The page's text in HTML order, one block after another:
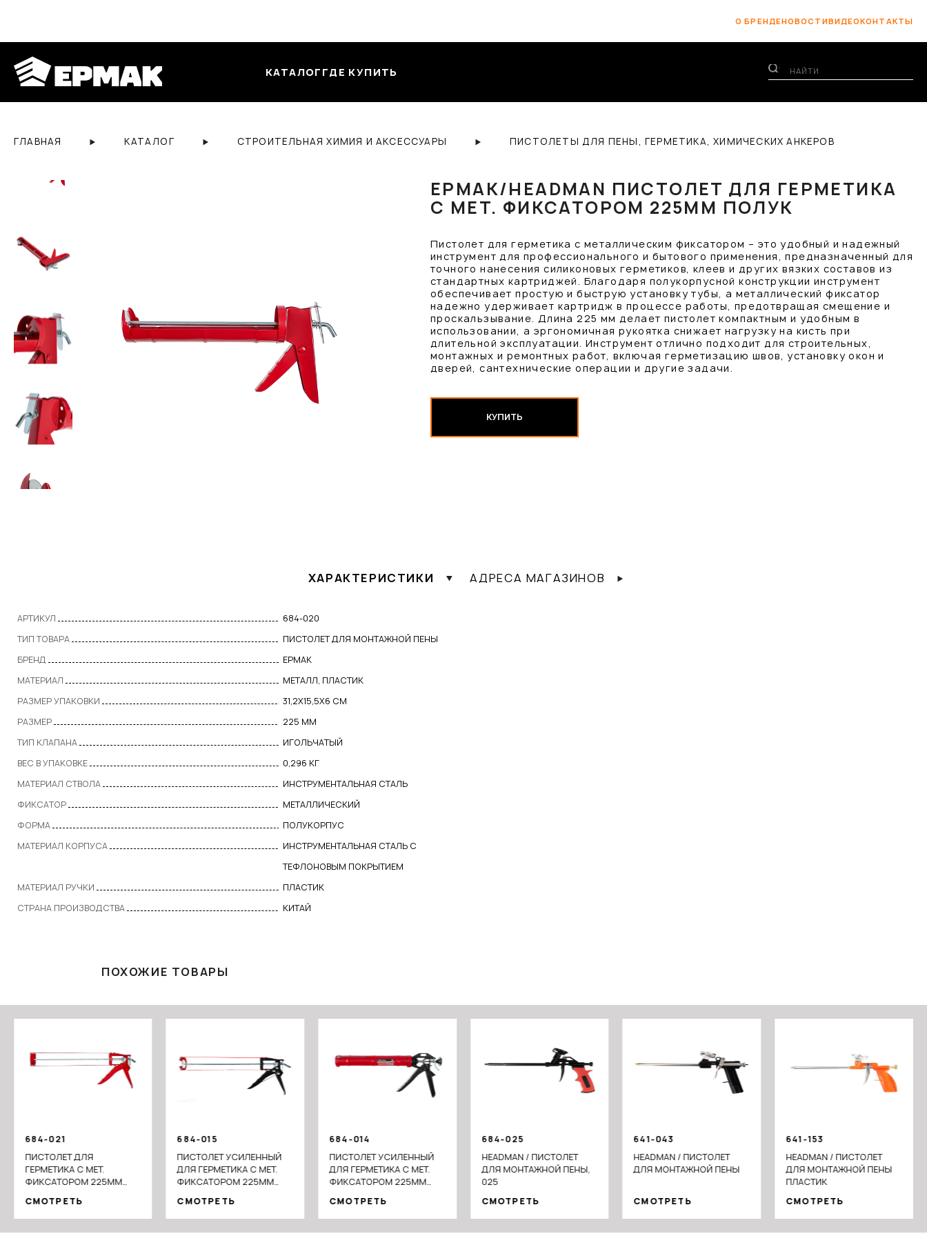
О БРЕНДЕНОВОСТИВИДЕОКОНТАКТЫ
КАТАЛОГ ГДЕ КУПИТЬ
ГЛАВНАЯ КАТАЛОГ СТРОИТЕЛЬНАЯ ХИМИЯ И АКСЕССУАРЫ ПИСТОЛЕТЫ ДЛЯ ПЕНЫ, ГЕРМЕТИКА, ХИМИЧЕСКИХ АНКЕРОВ
ЕРМАК/HEADMAN ПИСТОЛЕТ ДЛЯ ГЕРМЕТИКА
С МЕТ. ФИКСАТОРОМ 225ММ ПОЛУК
Пистолет для герметика с металлическим фиксатором – это удобный и надежный
инструмент для профессионального и бытового применения, предназначенный для
точного нанесения силиконовых герметиков, клеев и других вязких составов из
стандартных картриджей. Благодаря полукорпусной конструкции инструмент
обеспечивает простую и быструю установку тубы, а металлический фиксатор
надежно удерживает картридж в процессе работы, предотвращая смещение и
проскальзывание. Длина 225 мм делает пистолет компактным и удобным в
использовании, а эргономичная рукоятка снижает нагрузку на кисть при
длительной эксплуатации. Инструмент отлично подходит для строительных,
монтажных и ремонтных работ, включая герметизацию швов, установку окон и
дверей, сантехнические операции и другие задачи.
КУПИТЬ
ХАРАКТЕРИСТИКИ
АРТИКУЛ
684-020
ТИП ТОВАРА
ПИСТОЛЕТ ДЛЯ МОНТАЖНОЙ ПЕНЫ
БРЕНД
ЕРМАК
МАТЕРИАЛ
МЕТАЛЛ, ПЛАСТИК
РАЗМЕР УПАКОВКИ
31,2X15,5X6 СМ
РАЗМЕР
225 ММ
ТИП КЛАПАНА
ИГОЛЬЧАТЫЙ
ВЕС В УПАКОВКЕ
0,296 КГ
МАТЕРИАЛ СТВОЛА
ИНСТРУМЕНТАЛЬНАЯ СТАЛЬ
ФИКСАТОР
МЕТАЛЛИЧЕСКИЙ
ФОРМА
ПОЛУКОРПУС
МАТЕРИАЛ КОРПУСА
ИНСТРУМЕНТАЛЬНАЯ СТАЛЬ С
ТЕФЛОНОВЫМ ПОКРЫТИЕМ
МАТЕРИАЛ РУЧКИ
ПЛАСТИК
СТРАНА ПРОИЗВОДСТВА
КИТАЙ
АДРЕСА МАГАЗИНОВ
ПОХОЖИЕ ТОВАРЫ
684-021
ПИСТОЛЕТ ДЛЯ
ГЕРМЕТИКА С МЕТ.
ФИКСАТОРОМ 225ММ
СМОТРЕТЬ
684-015
ПИСТОЛЕТ УСИЛЕННЫЙ
ДЛЯ ГЕРМЕТИКА С МЕТ.
ФИКСАТОРОМ 225ММ
СМОТРЕТЬ
684-014
ПИСТОЛЕТ УСИЛЕННЫЙ
ДЛЯ ГЕРМЕТИКА С МЕТ.
ФИКСАТОРОМ 225ММ
СМОТРЕТЬ
684-025
HEADMAN / ПИСТОЛЕТ
ДЛЯ МОНТАЖНОЙ ПЕНЫ,
025
СМОТРЕТЬ
641-043
HEADMAN / ПИСТОЛЕТ
ДЛЯ МОНТАЖНОЙ ПЕНЫ
СМОТРЕТЬ
641-153
HEADMAN / ПИСТОЛЕТ
ДЛЯ МОНТАЖНОЙ ПЕНЫ
ПЛАСТИК
СМОТРЕТЬ